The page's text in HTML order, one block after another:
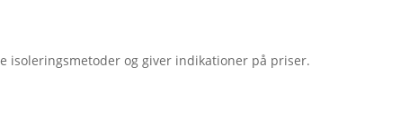
isoleringsmetoder og giver indikationer på priser.